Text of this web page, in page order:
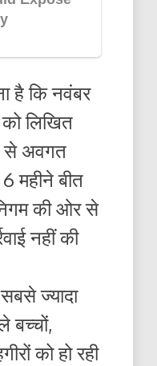
है कि नवंबर
लिखित
से अवगत
महीने बीत
की ओर से
नहीं की
ज्यादा
बच्चों,
को हो रही